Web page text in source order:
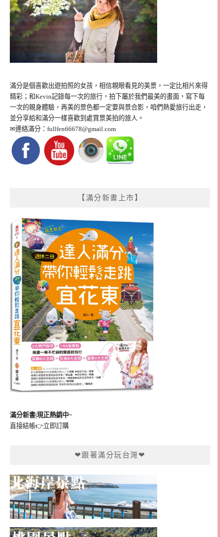
滿分是個喜歡出遊拍照的女孩，相信親眼看見的美景，一定比相片來得
精彩；和Kevin記錄每一次的旅行，拍下屬於我們最美的畫面，寫下每
一次的親身體驗，再美的景色都一定要與景合影，咱們熱愛旅行出走，
並分享給和滿分一樣喜歡到處賞景美拍的旅人。
✉連絡滿分： fullfen66678@gmail.com
【滿分新書上市】
滿分新書|現正熱銷中~
直接結帳👉立即訂購
❤跟著滿分玩台灣❤